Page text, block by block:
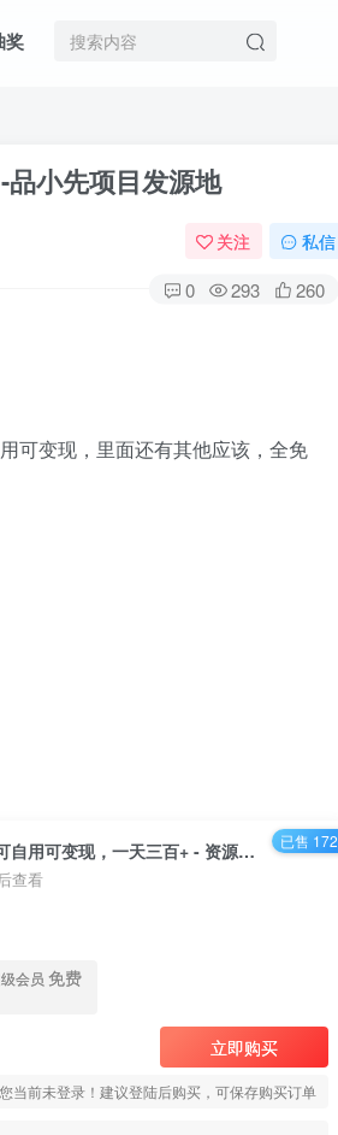
奖
-品小先项目发源地
关注 私信
0 293 260
可变现，里面还有其他应该，全免
微信批量清理单删好友，可自用可变现，一天三百+ - 资源之家
查看
会员 免费
立即购买
您当前未登录！建议登陆后购买，可保存购买订单
已售 172